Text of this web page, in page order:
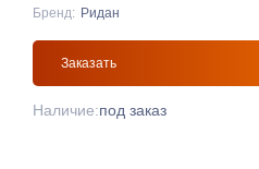
Бренд: Ридан
Заказать
Наличие:под заказ